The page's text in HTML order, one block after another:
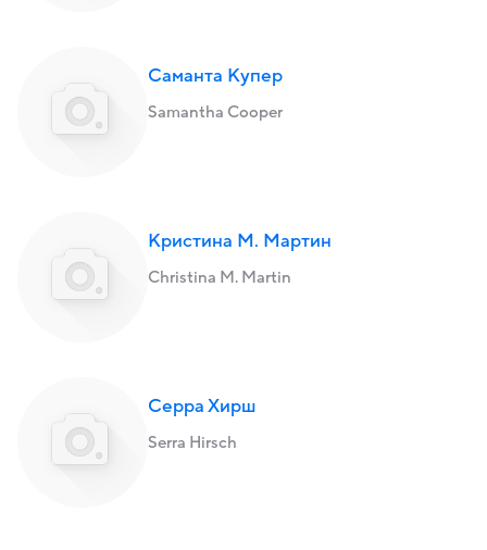
Саманта Купер
Samantha Cooper
Кристина М. Мартин
Christina M. Martin
Серра Хирш
Serra Hirsch